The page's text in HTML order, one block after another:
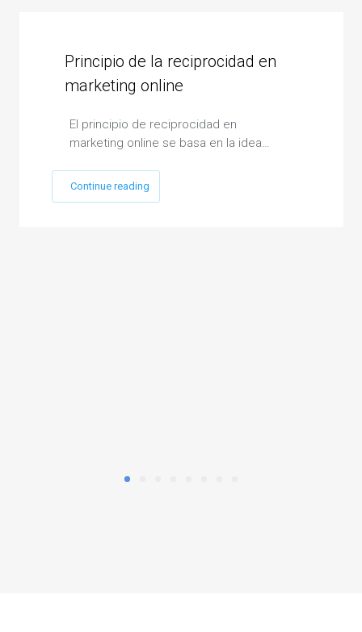
Principio de la reciprocidad en
marketing online
El principio de reciprocidad en
marketing online se basa en la idea…
Continue reading